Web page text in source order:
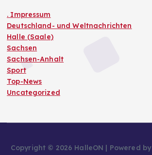
. Impressum
Deutschland- und Weltnachrichten
Halle (Saale)
Sachsen
Sachsen-Anhalt
Sport
Top-News
Uncategorized
Copyright © 2026 HalleON | Powered by